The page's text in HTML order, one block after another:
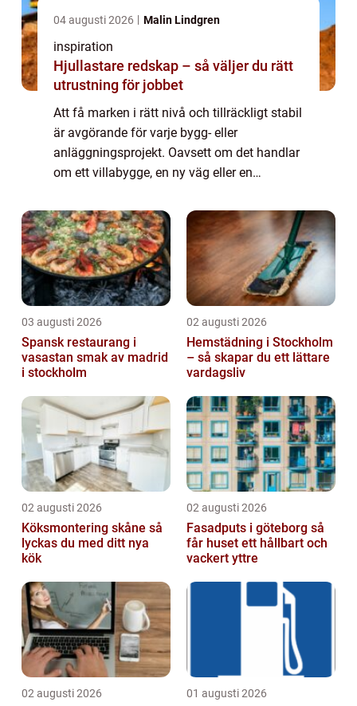
04 augusti 2026 Malin Lindgren
inspiration
Hjullastare redskap – så väljer du rätt
utrustning för jobbet
Att få marken i rätt nivå och tillräckligt stabil
är avgörande för varje bygg- eller
anläggningsprojekt. Oavsett om det handlar
om ett villabygge, en ny väg eller en
genomtänkt markarbete. Här spelar
schaktning h...
03 augusti 2026
Spansk restaurang i
vasastan smak av madrid
i stockholm
02 augusti 2026
Hemstädning i Stockholm
– så skapar du ett lättare
vardagsliv
02 augusti 2026
Köksmontering skåne så
lyckas du med ditt nya
kök
02 augusti 2026
Fasadputs i göteborg så
får huset ett hållbart och
vackert yttre
02 augusti 2026 01 augusti 2026